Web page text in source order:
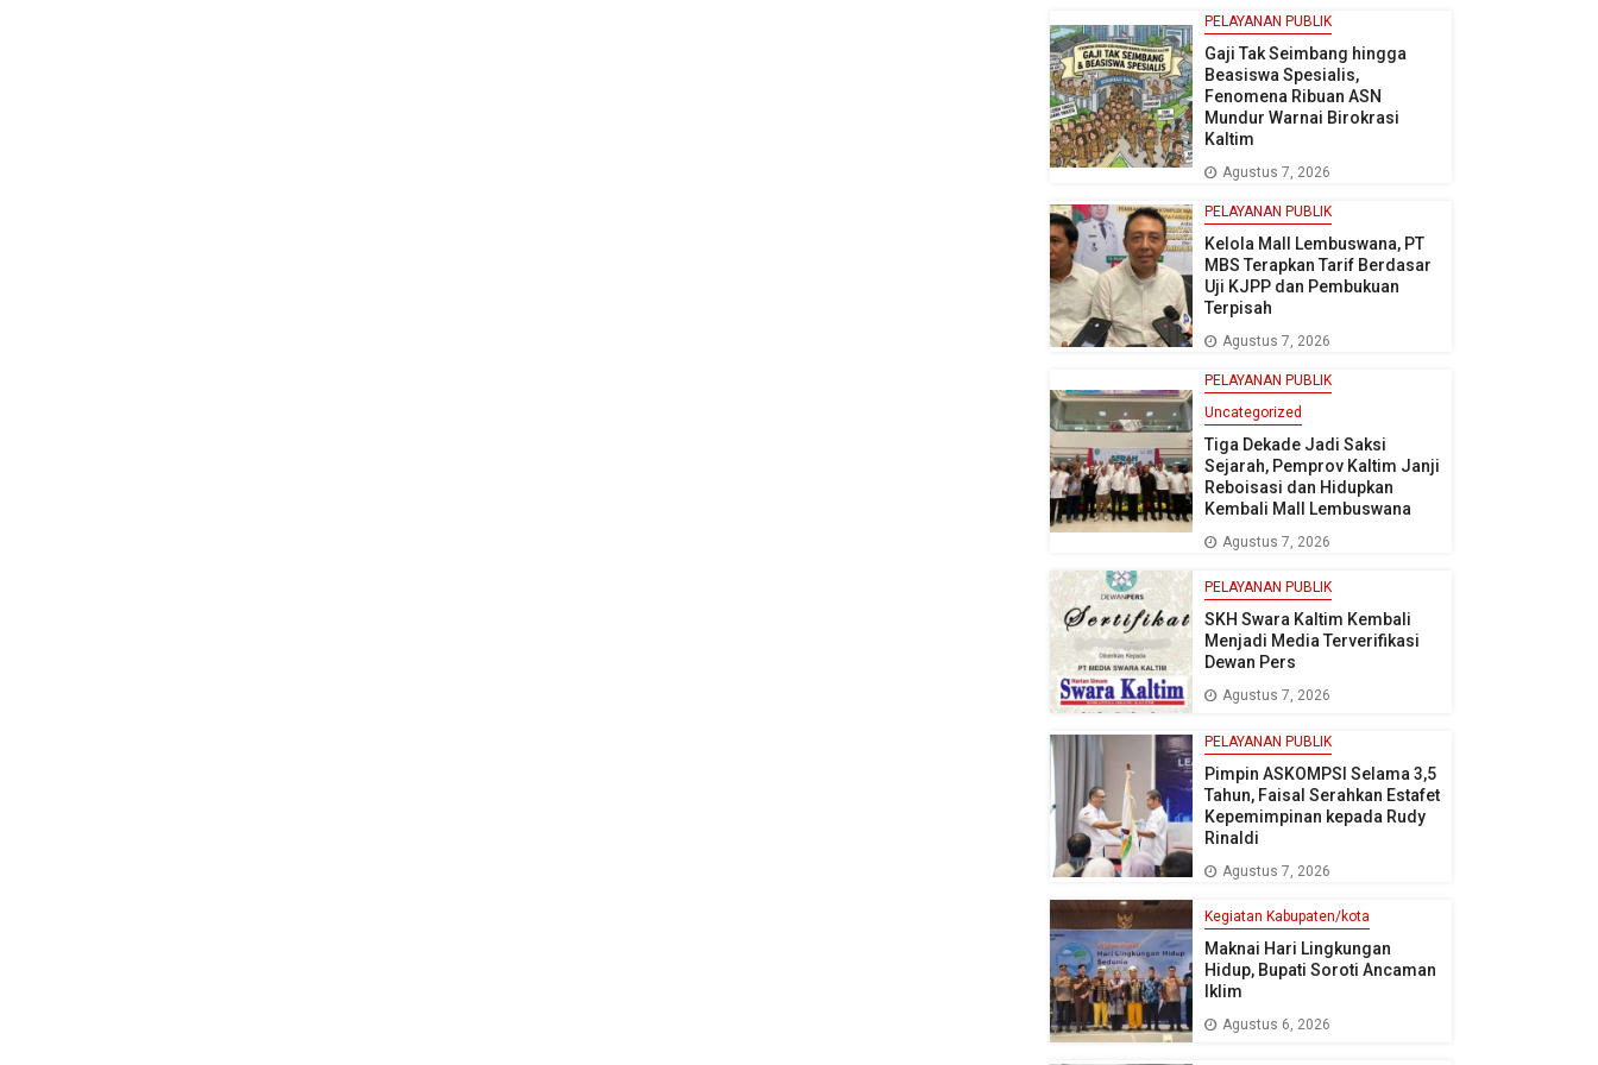
PELAYANAN PUBLIK
Gaji Tak Seimbang hingga
Beasiswa Spesialis,
Fenomena Ribuan ASN
Mundur Warnai Birokrasi
Kaltim
Agustus 7, 2026
PELAYANAN PUBLIK
Kelola Mall Lembuswana, PT
MBS Terapkan Tarif Berdasar
Uji KJPP dan Pembukuan
Terpisah
Agustus 7, 2026
PELAYANAN PUBLIK
Uncategorized
Tiga Dekade Jadi Saksi
Sejarah, Pemprov Kaltim Janji
Reboisasi dan Hidupkan
Kembali Mall Lembuswana
Agustus 7, 2026
PELAYANAN PUBLIK
SKH Swara Kaltim Kembali
Menjadi Media Terverifikasi
Dewan Pers
Agustus 7, 2026
PELAYANAN PUBLIK
Pimpin ASKOMPSI Selama 3,5
Tahun, Faisal Serahkan Estafet
Kepemimpinan kepada Rudy
Rinaldi
Agustus 7, 2026
Kegiatan Kabupaten/kota
Maknai Hari Lingkungan
Hidup, Bupati Soroti Ancaman
Iklim
Agustus 6, 2026